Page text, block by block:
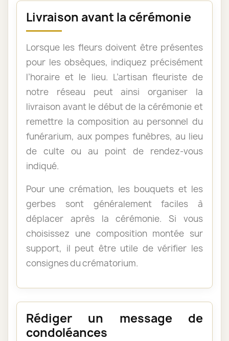
Livraison avant la cérémonie
Lorsque les fleurs doivent être présentes
pour les obsèques, indiquez précisément
l’horaire et le lieu. L’artisan fleuriste de
notre réseau peut ainsi organiser la
livraison avant le début de la cérémonie et
remettre la composition au personnel du
funérarium, aux pompes funèbres, au lieu
de culte ou au point de rendez-vous
indiqué.
Pour une crémation, les bouquets et les
gerbes sont généralement faciles à
déplacer après la cérémonie. Si vous
choisissez une composition montée sur
support, il peut être utile de vérifier les
consignes du crématorium.
Rédiger un message de
condoléances